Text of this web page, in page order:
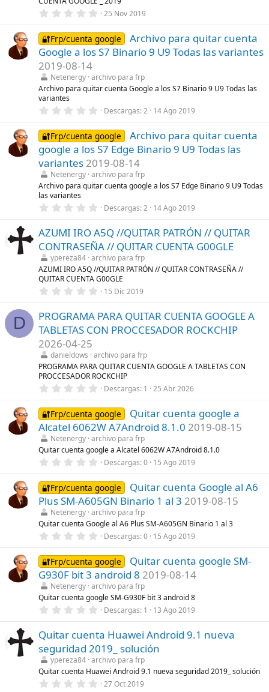
a
s
)
0
0
0
e
s
e
l
s
)
25 Nov 2019
🔐Frp/cuenta google
Archivo para quitar cuenta
Google a los S7 Binario 9 U9 Todas las variantes
2019-08-14
Netenergy archivo para frp
Archivo para quitar cuenta Google a los S7 Binario 9 U9 Todas las
variantes
0
0
0
e
s
t
r
e
l
s
)
Descargas 2 14 Ago 2019
🔐Frp/cuenta google
Archivo para quitar cuenta
google a los S7 Edge Binario 9 U9 Todas las
variantes 2019-08-14
Netenergy archivo para frp
Archivo para quitar cuenta google a los S7 Edge Binario 9 U9 Todas
las variantes
0
0
0
e
s
t
r
e
l
s
)
Descargas 2 14 Ago 2019
AZUMI IRO A5Q //QUITAR PATRÓN // QUITAR
CONTRASEÑA // QUITAR CUENTA G00GLE
ypereza84 archivo para frp
AZUMI IRO A5Q //QUITAR PATRÓN // QUITAR CONTRASEÑA //
QUITAR CUENTA G00GLE
0
0
0
e
s
e
l
l
a
s
)
15 Dic 2019
D
PROGRAMA PARA QUITAR CUENTA GOOGLE A
TABLETAS CON PROCCESADOR ROCKCHIP
2026-04-25
danieldows
archivo para frp
PROGRAMA PARA QUITAR CUENTA GOOGLE A TABLETAS CON
PROCCESADOR ROCKCHIP
0
0
0
e
s
t
r
e
l
a
(
s
)
Descargas 1 25 Abr 2026
🔐Frp/cuenta google
Quitar cuenta google a
Alcatel 6062W A7Android 8.1.0 2019-08-15
Netenergy archivo para frp
Quitar cuenta google a Alcatel 6062W A7Android 8.1.0
0
0
0
e
s
t
r
e
l
a
(
s
)
Descargas 0 15 Ago 2019
🔐Frp/cuenta google
Quitar cuenta Google al A6
Plus SM-A605GN Binario 1 al 3 2019-08-15
Netenergy archivo para frp
Quitar cuenta Google al A6 Plus SM-A605GN Binario 1 al 3
0
0
0
e
s
t
r
e
l
(
s
)
Descargas 0 15 Ago 2019
🔐Frp/cuenta google
Quitar cuenta google SM-
G930F bit 3 android 8 2019-08-14
Netenergy archivo para frp
Quitar cuenta google SM-G930F bit 3 android 8
0
0
0
e
s
t
r
e
Descargas 1 13 Ago 2019
Quitar cuenta Huawei Android 9.1 nueva
seguridad 2019_ solución
ypereza84 archivo para frp
Quitar cuenta Huawei Android 9.1 nueva seguridad 2019_ solución
027 Oct 2019